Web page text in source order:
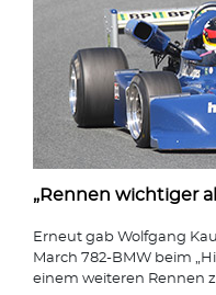
„Rennen wichtiger
Erneut gab Wolfgang
March 782-BMW beim
einem weiteren Rennen